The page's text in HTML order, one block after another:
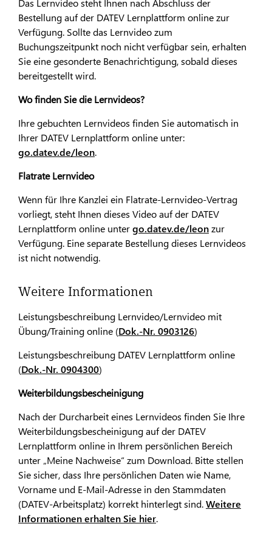
Das Lernvideo steht Ihnen nach Abschluss der
Bestellung auf der DATEV Lernplattform online zur
Verfügung. Sollte das Lernvideo zum
Buchungszeitpunkt noch nicht verfügbar sein, erhalten
Sie eine gesonderte Benachrichtigung, sobald dieses
bereitgestellt wird.
Wo finden Sie die Lernvideos?
Ihre gebuchten Lernvideos finden Sie automatisch in
Ihrer DATEV Lernplattform online unter:
go.datev.de/leon.
Flatrate Lernvideo
Wenn für Ihre Kanzlei ein Flatrate-Lernvideo-Vertrag
vorliegt, steht Ihnen dieses Video auf der DATEV
Lernplattform online untergo.datev.de/leonzur
Verfügung. Eine separate Bestellung dieses Lernvideos
ist nicht notwendig.
Weitere Informationen
Leistungsbeschreibung Lernvideo/Lernvideo mit
Übung/Training online (Dok.-Nr. 0903126)
Leistungsbeschreibung DATEV Lernplattform online
(Dok.-Nr. 0904300)
Weiterbildungsbescheinigung
Nach der Durcharbeit eines Lernvideos finden Sie Ihre
Weiterbildungsbescheinigung auf der DATEV
Lernplattform online in Ihrem persönlichen Bereich
unter „Meine Nachweise“ zum Download. Bitte stellen
Sie sicher, dass Ihre persönlichen Daten wie Name,
Vorname und E-Mail-Adresse in den Stammdaten
(DATEV-Arbeitsplatz) korrekt hinterlegt sind.Weitere
Informationen erhalten Sie hier.